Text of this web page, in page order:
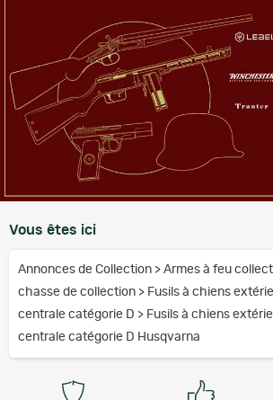
Vous êtes ici
Annonces de Collection > Armes à feu
chasse de collection > Fusils à chiens
centrale catégorie D > Fusils à chiens
centrale catégorie D Husqvarna